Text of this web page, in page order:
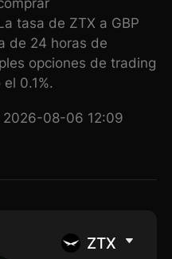
tasa de ZTX a GBP
de 24 horas de
opciones de trading
0.1%.
2026-08-06 12:09
ZTX